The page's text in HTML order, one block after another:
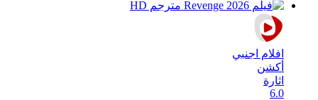
افلام اجنبي
أكشن
اثارة
6.0